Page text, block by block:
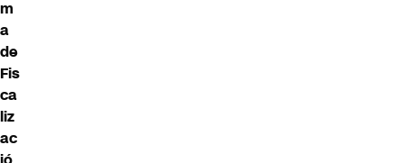
m
a
de
Fis
ca
liz
ac